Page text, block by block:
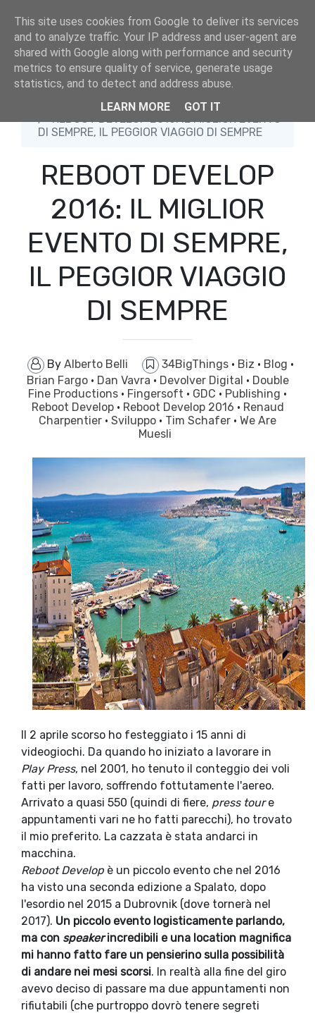
34BigThings
REBOOT DEVELOP 2016: IL MIGLIOR EVENTO
DI SEMPRE, IL PEGGIOR VIAGGIO DI SEMPRE
REBOOT DEVELOP
2016: IL MIGLIOR
EVENTO DI SEMPRE,
IL PEGGIOR VIAGGIO
DI SEMPRE
By Alberto Belli 34BigThings · Biz · Blog ·
Brian Fargo · Dan Vavra · Devolver Digital · Double
Fine Productions · Fingersoft · GDC · Publishing ·
Reboot Develop · Reboot Develop 2016 · Renaud
Charpentier · Sviluppo · Tim Schafer · We Are
Muesli
Il 2 aprile scorso ho festeggiato i 15 anni di
videogiochi. Da quando ho iniziato a lavorare in
Play Press, nel 2001, ho tenuto il conteggio dei voli
fatti per lavoro, soffrendo fottutamente l'aereo.
Arrivato a quasi 550 (quindi di fiere, press toure
appuntamenti vari ne ho fatti parecchi), ho trovato
il mio preferito. La cazzata è stata andarci in
macchina.
Reboot Develop è un piccolo evento che nel 2016
ha visto una seconda edizione a Spalato, dopo
l'esordio nel 2015 a Dubrovnik (dove tornerà nel
2017). Un piccolo evento logisticamente parlando,
ma con speakerincredibili e una location magnifica
mi hanno fatto fare un pensierino sulla possibilità
di andare nei mesi scorsi. In realtà alla fine del giro
avevo deciso di passare ma due appuntamenti non
rifiutabili (che purtroppo dovrò tenere segreti
This site uses cookies from Google to deliver its services
and to analyze traffic. Your IP address and user-agent are
shared with Google along with performance and security
metrics to ensure quality of service, generate usage
statistics, and to detect and address abuse.
LEARN MORE
GOT IT